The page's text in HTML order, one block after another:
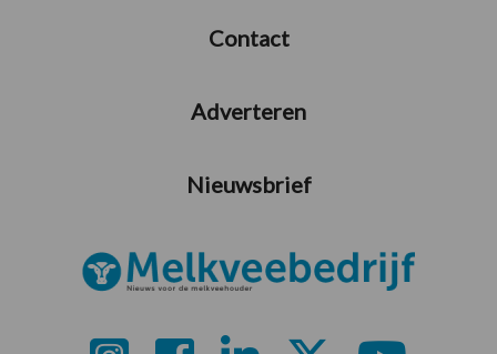
Contact
Adverteren
Nieuwsbrief